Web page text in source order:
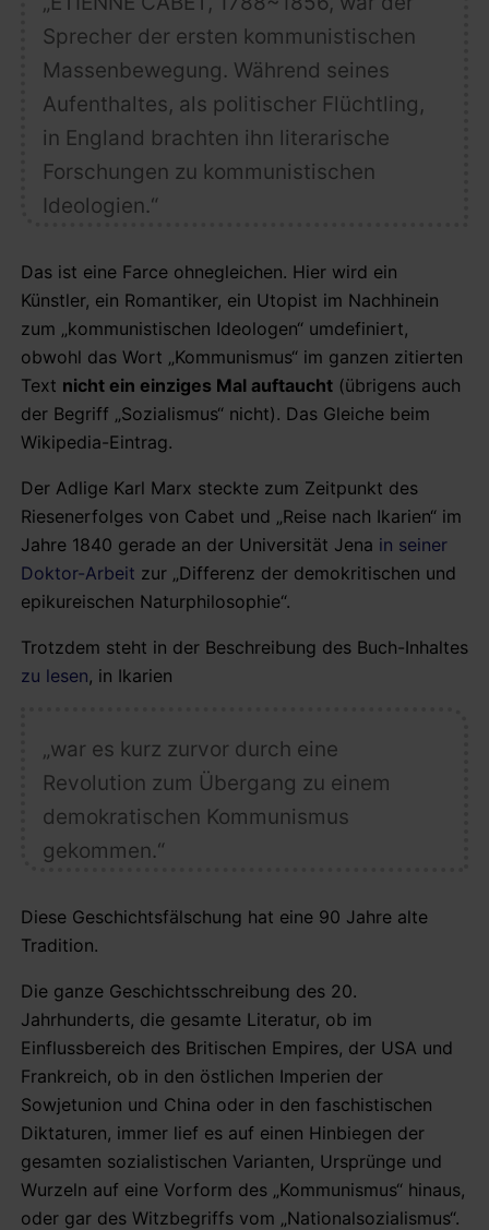
Sprecher der ersten kommunistischen
Massenbewegung. Während seines
Aufenthaltes, als politischer Flüchtling,
in England brachten ihn literarische
Forschungen zu kommunistischen
Ideologien.“
Das ist eine Farce ohnegleichen. Hier wird ein
Künstler, ein Romantiker, ein Utopist im Nachhinein
zum „kommunistischen Ideologen“ umdefiniert,
obwohl das Wort „Kommunismus“ im ganzen zitierten
Text nicht ein einziges Mal auftaucht (übrigens auch
der Begriff „Sozialismus“ nicht). Das Gleiche beim
Wikipedia-Eintrag.
Der Adlige Karl Marx steckte zum Zeitpunkt des
Riesenerfolges von Cabet und „Reise nach Ikarien“ im
Jahre 1840 gerade an der Universität Jena in seiner
Doktor-Arbeit zur „Differenz der demokritischen und
epikureischen Naturphilosophie“.
Trotzdem steht in der Beschreibung des Buch-Inhaltes
zu lesen, in Ikarien
„war es kurz zurvor durch eine
Revolution zum Übergang zu einem
demokratischen Kommunismus
gekommen.“
Diese Geschichtsfälschung hat eine 90 Jahre alte
Tradition.
Die ganze Geschichtsschreibung des 20.
Jahrhunderts, die gesamte Literatur, ob im
Einflussbereich des Britischen Empires, der USA und
Frankreich, ob in den östlichen Imperien der
Sowjetunion und China oder in den faschistischen
Diktaturen, immer lief es auf einen Hinbiegen der
gesamten sozialistischen Varianten, Ursprünge und
Wurzeln auf eine Vorform des „Kommunismus“ hinaus,
oder gar des Witzbegriffs vom „Nationalsozialismus“.